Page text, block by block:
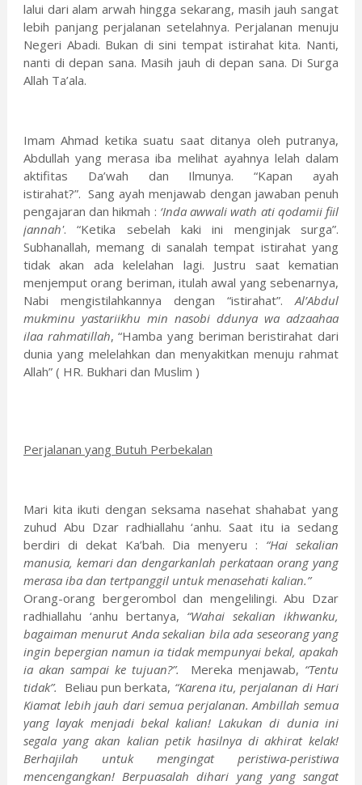
lalui dari alam arwah hingga sekarang, masih jauh sangat
lebih panjang perjalanan setelahnya. Perjalanan menuju
Negeri Abadi. Bukan di sini tempat istirahat kita. Nanti,
nanti di depan sana. Masih jauh di depan sana. Di Surga
Allah Ta’ala.
Imam Ahmad ketika suatu saat ditanya oleh putranya,
Abdullah yang merasa iba melihat ayahnya lelah dalam
aktifitas Da’wah dan Ilmunya. “Kapan ayah
istirahat?”. Sang ayah menjawab dengan jawaban penuh
pengajaran dan hikmah : ‘Inda awwali wath ati qodamii fiil
jannah'. “Ketika sebelah kaki ini menginjak surga”.
Subhanallah, memang di sanalah tempat istirahat yang
tidak akan ada kelelahan lagi. Justru saat kematian
menjemput orang beriman, itulah awal yang sebenarnya,
Nabi mengistilahkannya dengan “istirahat”.Al’Abdul
mukminu yastariikhu min nasobi ddunya wa adzaahaa
ilaa rahmatillah, “Hamba yang beriman beristirahat dari
dunia yang melelahkan dan menyakitkan menuju rahmat
Allah” ( HR. Bukhari dan Muslim )
Perjalanan yang Butuh Perbekalan
Mari kita ikuti dengan seksama nasehat shahabat yang
zuhud Abu Dzar radhiallahu ‘anhu. Saat itu ia sedang
berdiri di dekat Ka’bah. Dia menyeru : “Hai sekalian
manusia, kemari dan dengarkanlah perkataan orang yang
merasa iba dan tertpanggil untuk menasehati kalian.”
Orang-orang bergerombol dan mengelilingi. Abu Dzar
radhiallahu ‘anhu bertanya, “Wahai sekalian ikhwanku,
bagaiman menurut Anda sekalian bila ada seseorang yang
ingin bepergian namun ia tidak mempunyai bekal, apakah
ia akan sampai ke tujuan?”.
Mereka menjawab, “Tentu
tidak”. Beliau pun berkata, “Karena itu, perjalanan di Hari
Kiamat lebih jauh dari semua perjalanan. Ambillah semua
yang layak menjadi bekal kalian! Lakukan di dunia ini
segala yang akan kalian petik hasilnya di akhirat kelak!
Berhajilah untuk mengingat peristiwa-peristiwa
mencengangkan! Berpuasalah dihari yang yang sangat